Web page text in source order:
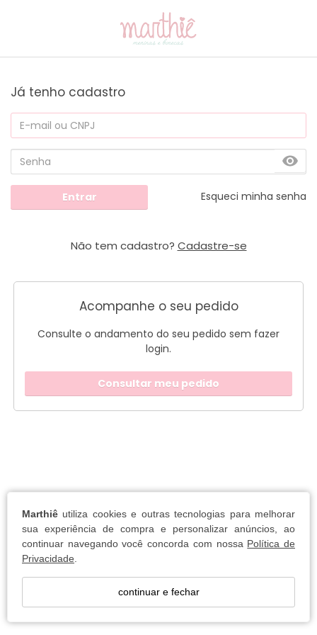
Marthiê utiliza cookies e outras tecnologias para melhorar
sua experiência de compra e personalizar anúncios, ao
continuar navegando você concorda com nossa Política de
Privacidade
continuar e fechar
Já tenho cadastro
Entrar Esqueci minha senha
Não tem cadastro? Cadastre-se
Acompanhe o seu pedido
Consulte o andamento do seu pedido sem fazer
login.
Consultar meu pedido